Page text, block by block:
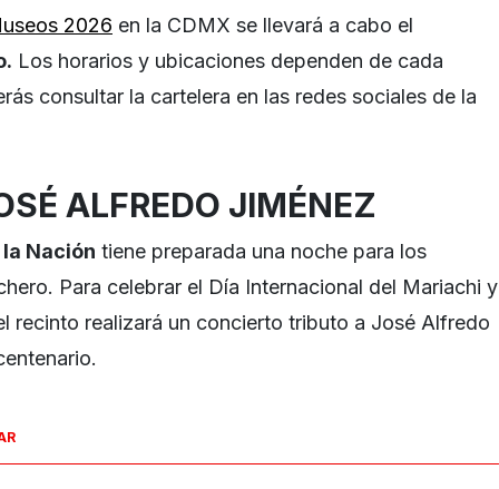
2026 en la CDMX se llevará a cabo el
Los horarios y ubicaciones dependen de cada
consultar la cartelera en las redes sociales de la
ALFREDO JIMÉNEZ
Nación tiene preparada una noche para los
Para celebrar el Día Internacional del Mariachi y
recinto realizará un concierto tributo a José Alfredo